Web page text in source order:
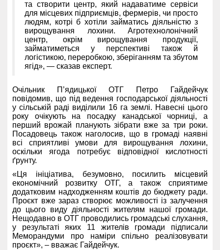
та створити центр, який надаватиме сервіси
для місцевих підприємців, фермерів, чи просто
людям, котрі б хотіли займатись діяльністю з
вирощування лохини. Агротехнолонічний
центр, окрім вирощування продукції,
займатиметься у перспективі також й
логістикою, переробкою, зберіганням та збутом
ягід», — сказав експерт.
Очільник П’ядицької ОТГ Петро Гайдейчук
повідомив, що під ведення господарської діяльності
у сільській раді виділили 16 га землі. Навесні цього
року очікують на посадку канадської чорниці, а
перший врожай планують зібрати вже за три роки.
Посадовець також наголосив, що в громаді наявні
всі сприятливі умови для вирощування лохини,
оскільки ягода потребує відповідної кислотності
ґрунту.
«Ця ініціатива, безумовно, посилить місцевий
економічний розвитку ОТГ, а також сприятиме
додатковим надходженням коштів до бюджету ради.
Проєкт вже зараз створює можливості із залучення
до цього виду діяльності жителям нашої громади.
Нещодавно в ОТГ проводились громадські слухання,
у результаті яких 11 жителів громади підписали
Меморандуми про наміри спільно реалізовувати
проєкт», – вважає Гайдейчук.